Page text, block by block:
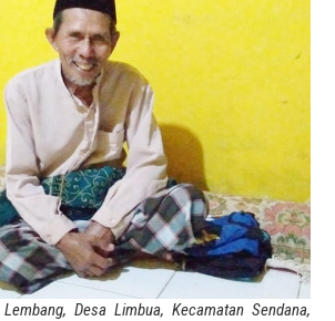
Desa Limbua, Kecamatan Sendana,